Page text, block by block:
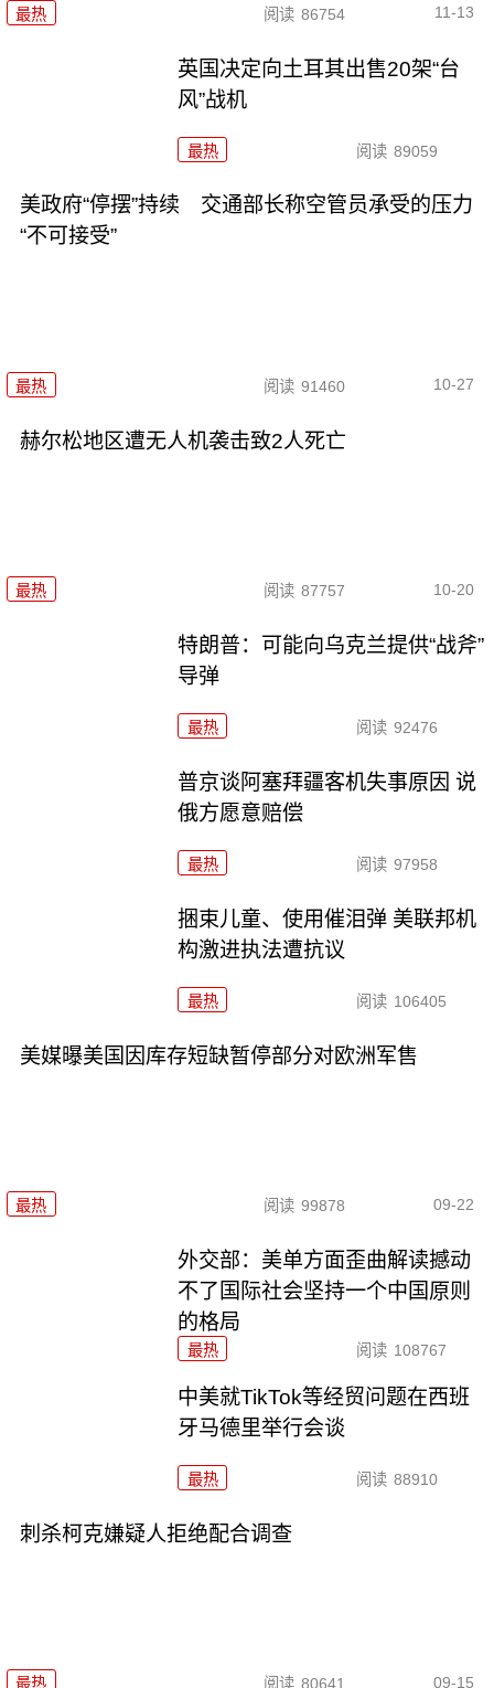
最热 阅读 86754 11-13
英国决定向土耳其出售20架“台
风”战机
最热 阅读 89059
美政府“停摆”持续 交通部长称空管员承受的压力
“不可接受”
最热 阅读 91460 10-27
赫尔松地区遭无人机袭击致2人死亡
最热 阅读 87757 10-20
特朗普：可能向乌克兰提供“战斧”
导弹
最热 阅读 92476
普京谈阿塞拜疆客机失事原因 说
俄方愿意赔偿
最热 阅读 97958
捆束儿童、使用催泪弹 美联邦机
构激进执法遭抗议
最热 阅读 106405
美媒曝美国因库存短缺暂停部分对欧洲军售
最热 阅读 99878 09-22
外交部：美单方面歪曲解读撼动
不了国际社会坚持一个中国原则
的格局
最热 阅读 108767
中美就TikTok等经贸问题在西班
牙马德里举行会谈
最热 阅读 88910
刺杀柯克嫌疑人拒绝配合调查
最热 阅读 80641 09-15